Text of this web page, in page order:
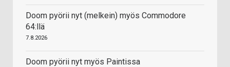
Doom pyörii nyt (melkein) myös Commodore
64:llä
7.8.2026
Doom pyörii nyt myös Paintissa